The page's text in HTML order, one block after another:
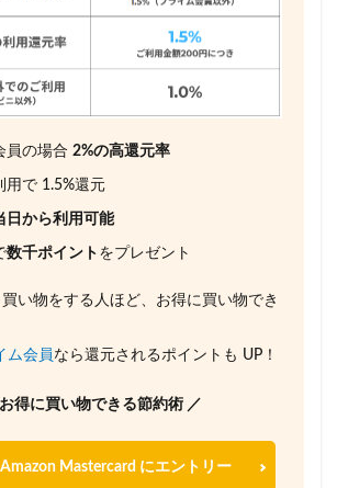
員の場合 2%の高還元率
用で 1.5%還元
日から利用可能
数千ポイント をプレゼント
い物をする人ほど、お得に買い物でき
ム会員 なら還元されるポイントも UP！
得に買い物できる節約術 ／
Mastercard にエントリー